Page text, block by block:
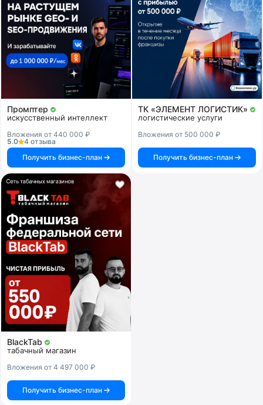
Промптер
искусственный интеллект
Вложения от 440 000 ₽
5.0
4 отзыва
Получить бизнес-план
ТК «ЭЛЕМЕНТ ЛОГИСТИК»
логистические услуги
Вложения от 500 000 ₽
Получить бизнес-план
BlackTab
табачный магазин
Вложения от 4 497 000 ₽
Получить бизнес-план